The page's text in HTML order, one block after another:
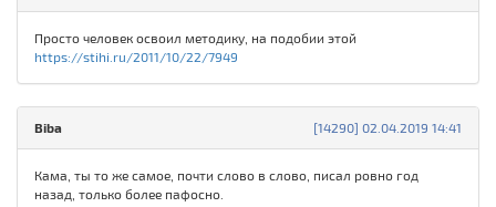
Просто человек освоил методику, на подобии этой
https://stihi.ru/2011/10/22/7949
[14290] 02.04.2019 14:41
Biba
Кама, ты то же самое, почти слово в слово, писал ровно год
назад, только более пафосно.